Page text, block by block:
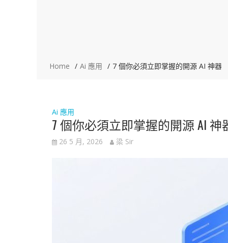
Home Ai 應用 7 個你必須立即掌握的開源 AI 神器
Ai 應用
7 個你必須立即掌握的開源 AI 神
26 5 月, 2026 梁 Sir